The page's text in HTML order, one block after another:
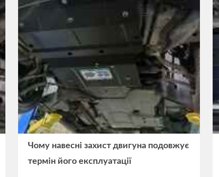
Чому навесні захист двигуна подовжує
термін його експлуатації